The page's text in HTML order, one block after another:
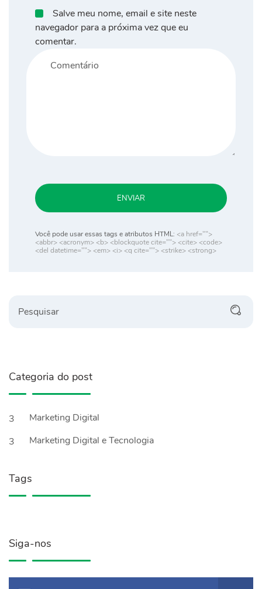
Salve meu nome, email e site neste
navegador para a próxima vez que eu
comentar.
ENVIAR
Você pode usar essas tags e atributos HTML: <a href="">
<abbr> <acronym> <b> <blockquote cite=""> <cite> <code>
<del datetime=""> <em> <i> <q cite=""> <strike> <strong>
Categoria do post
3
Marketing Digital
3
Marketing Digital e Tecnologia
Tags
Siga-nos